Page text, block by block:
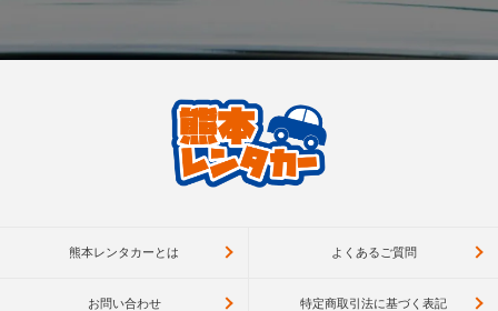
熊本レンタカーとは よくあるご質問
お問い合わせ 特定商取引法に基づく表記